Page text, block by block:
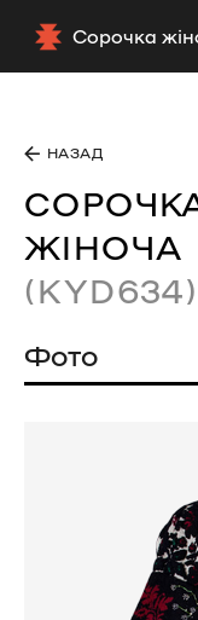
Сорочка
НАЗАД
ЖІНОЧА
(KYD634)
Фото